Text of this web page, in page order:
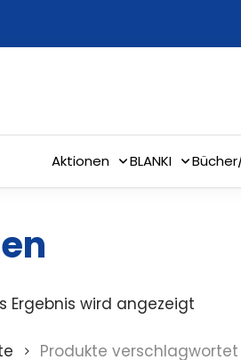
Aktionen BLANKI
Ergebnis wird angezeigt
Produkte verschlagwortet